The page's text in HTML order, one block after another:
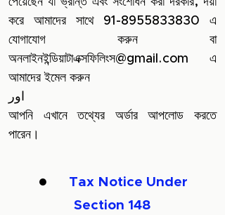
করে আমাদের সাথে 91-8955833830 এ
যোগাযোগ করুন বা
অনলাইনইন্ডিয়াটাএক্সফিলিংস@gmail.com এ
আমাদের ইমেল করুন
اور
আপনি এখানে তথ্যের অর্ডার আপলোড করতে
পারেন।
●
Tax Notice Under
Section 148